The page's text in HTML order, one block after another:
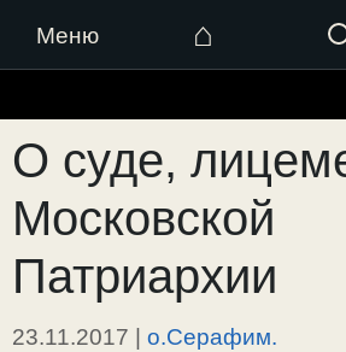
Меню ⌂
к
содержимому
О суде,
Московской
Патриархии
23.11.2017 | о.Серафим.